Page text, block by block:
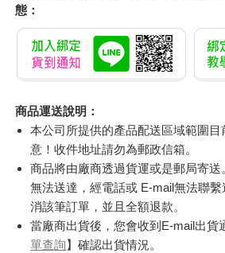
態：
商品運送說明：
本公司所提供的產品配送區域範圍
意！收件地址請勿為郵政信箱。
商品將由廠商透過貨運或是郵局寄
無法送達，經電話或 E-mail無法聯
消該筆訂單，並且全額退款。
當廠商出貨後，您會收到E-mail出貨
單查詢】確認出貨情況。